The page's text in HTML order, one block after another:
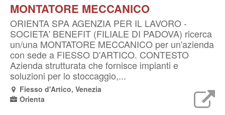
MONTATORE MECCANICO
ORIENTA SPA AGENZIA PER IL LAVORO -
SOCIETA' BENEFIT (FILIALE DI PADOVA) ricerca
un/una MONTATORE MECCANICO per un'azienda
con sede a FIESSO D'ARTICO. CONTESTO
Azienda strutturata che fornisce impianti e
soluzioni per lo stoccaggio,...
Fiesso d'Artico, Venezia
Orienta